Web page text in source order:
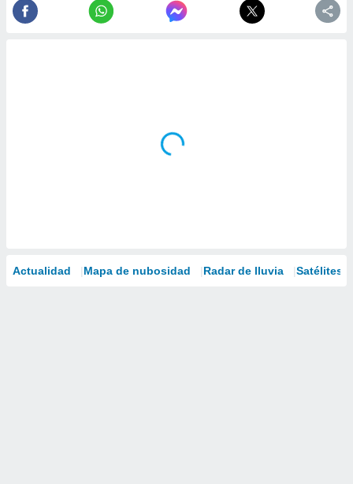
Actualidad Mapa de nubosidad Radar de lluvia Satélites